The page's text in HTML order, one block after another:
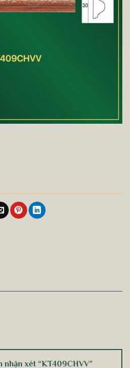
xét “KT409CHVV”